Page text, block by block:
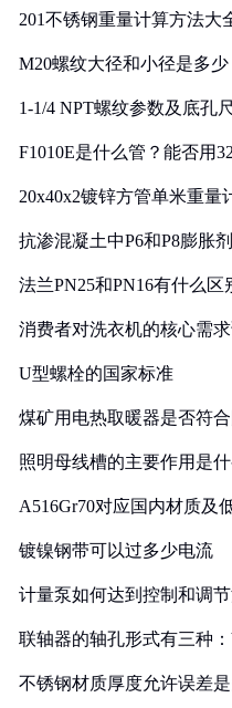
201不锈钢重量计算方法大
M20螺纹大径和小径是多少
1-1/4 NPT螺纹参数及底孔
F1010E是什么管？能否用
20x40x2镀锌方管单米重量
抗渗混凝土中P6和P8膨胀
法兰PN25和PN16有什么区
消费者对洗衣机的核心需
U型螺栓的国家标准
煤矿用电热取暖器是否符
照明母线槽的主要作用是
A516Gr70对应国内材质及
镀镍钢带可以过多少电流
计量泵如何达到控制和调
联轴器的轴孔形式有三种
不锈钢材质厚度允许误差